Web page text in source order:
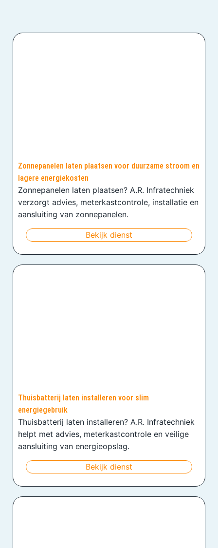
Zonnepanelen laten plaatsen voor duurzame stroom en
lagere energiekosten
Zonnepanelen laten plaatsen? A.R. Infratechniek
verzorgt advies, meterkastcontrole, installatie en
aansluiting van zonnepanelen.
Bekijk dienst
Thuisbatterij laten installeren voor slim
energiegebruik
Thuisbatterij laten installeren? A.R. Infratechniek
helpt met advies, meterkastcontrole en veilige
aansluiting van energieopslag.
Bekijk dienst